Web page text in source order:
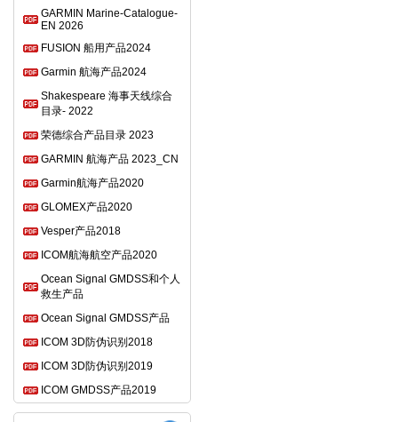
GARMIN Marine-Catalogue-
EN 2026
FUSION 船用产品2024
Garmin 航海产品2024
Shakespeare 海事天线综合
目录- 2022
荣德综合产品目录 2023
GARMIN 航海产品 2023_CN
Garmin航海产品2020
GLOMEX产品2020
Vesper产品2018
ICOM航海航空产品2020
Ocean Signal GMDSS和个人
救生产品
Ocean Signal GMDSS产品
ICOM 3D防伪识别2018
ICOM 3D防伪识别2019
ICOM GMDSS产品2019